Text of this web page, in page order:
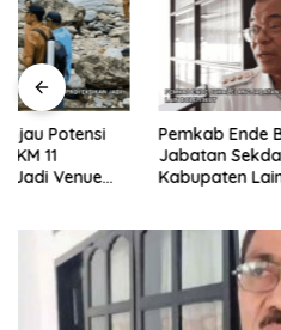
Pemkab Ende Buka Lelang
Jabatan Sekda, Pejabat dari
Kabupaten Lain Boleh Ikut